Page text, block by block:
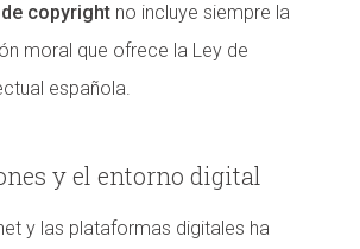
de copyright no incluye siempre la
moral que ofrece la Ley de
española.
y el entorno digital
y las plataformas digitales ha